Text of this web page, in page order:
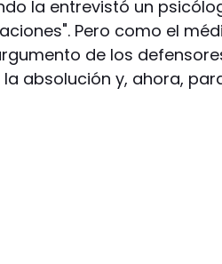
la entrevistó un
Pero como el
de los
absolución y, ahora,